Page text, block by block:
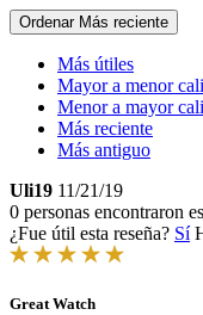
Ordenar Más reciente
Más útiles
Mayor a menor
Menor a mayor
Más reciente
Más antiguo
Uli19 11/21/19
0 personas encontraron
¿Fue útil esta reseña? Sí
Great Watch